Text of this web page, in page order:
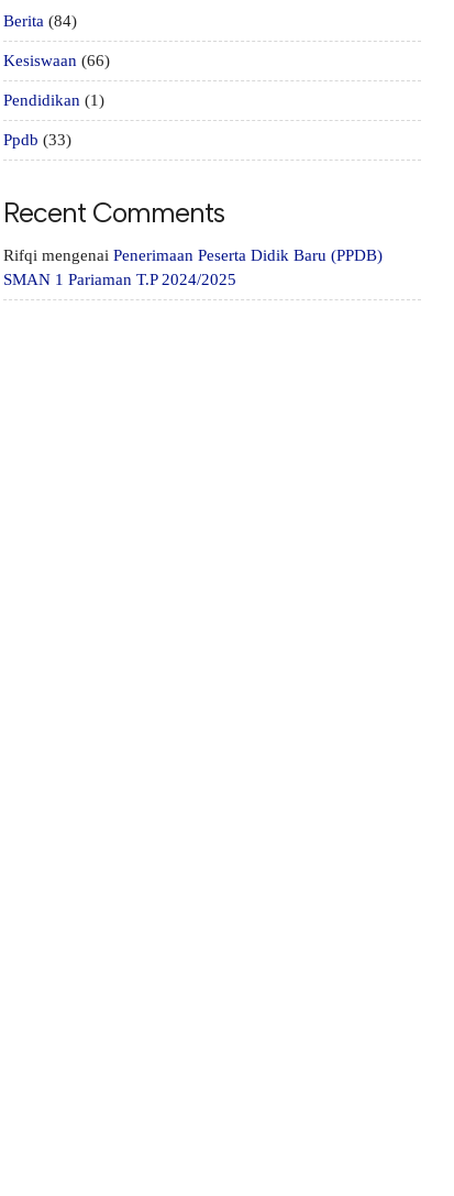
Berita (84)
Kesiswaan (66)
Pendidikan (1)
Ppdb (33)
Recent Comments
Rifqi mengenai Penerimaan Peserta Didik Baru (PPDB)
SMAN 1 Pariaman T.P 2024/2025